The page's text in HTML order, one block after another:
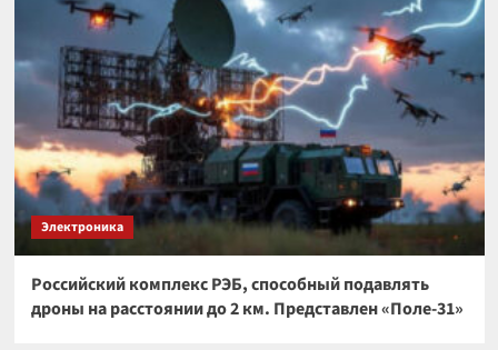
Электроника
Российский комплекс РЭБ, способный подавлять
дроны на расстоянии до 2 км. Представлен «Поле-31»